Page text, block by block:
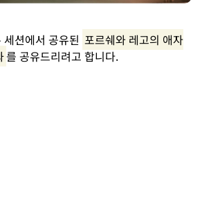
션에서 공유된 포르쉐와 레고의 애자
를 공유드리려고 합니다.